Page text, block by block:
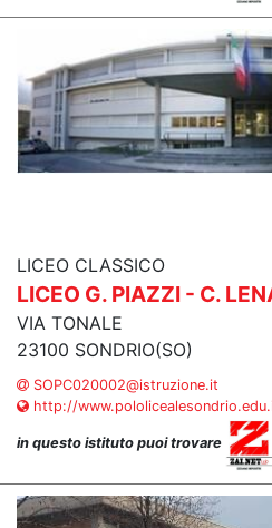
LICEO CLASSICO
LICEO G. PIAZZI - C.
VIA TONALE
23100 SONDRIO(SO)
SOPC020002@istruzione.it
http://
in questo istituto puoi trovare